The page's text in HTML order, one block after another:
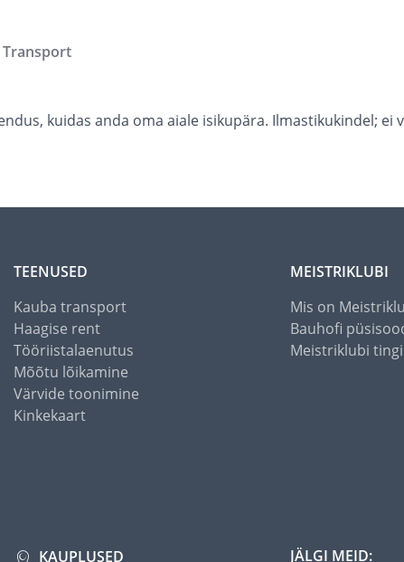
kuidas anda oma aiale isikupära. Ilmastikukindel; ei
Transport
TEENUSED
Kauba transport
Haagise rent
Tööriistalaenutus
Mõõtu lõikamine
Värvide toonimine
Kinkekaart
MEISTRIKLUBI
Mis on
Bauhofi
Meistriklubi
KAUPLUSED JÄLGI MEID: